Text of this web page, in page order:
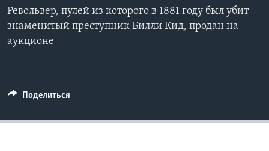
Револьвер, пулей из которого в 1881 году был убит
знаменитый преступник Билли Кид, продан на
аукционе
Поделиться